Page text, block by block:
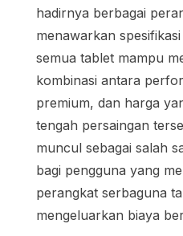
hadirnya berbagai
menawarkan
semua tablet mampu
kombinasi antara
premium, dan harga
tengah persaingan
muncul sebagai salah
bagi pengguna yang
perangkat serbaguna
mengeluarkan biaya